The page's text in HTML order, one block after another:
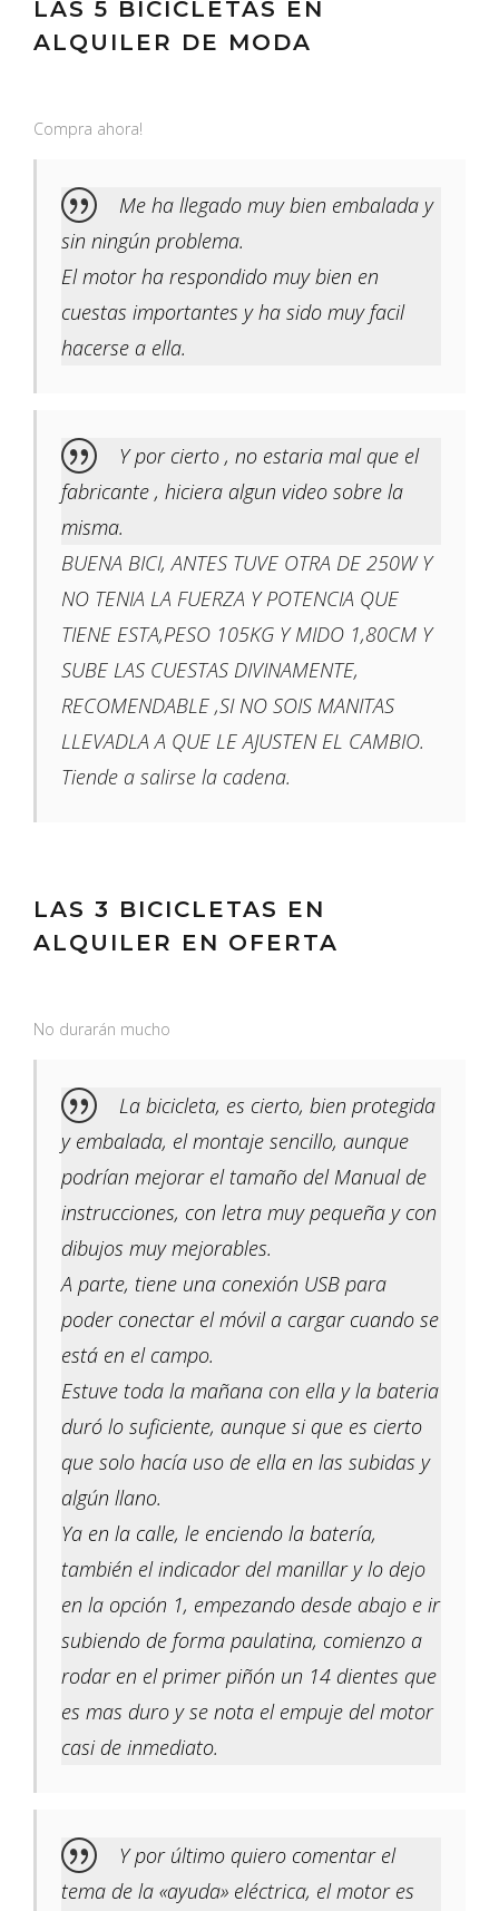
LAS 5 BICICLETAS EN
ALQUILER DE MODA
Compra ahora!
Me ha llegado muy bien embalada y
sin ningún problema.
El motor ha respondido muy bien en
cuestas importantes y ha sido muy facil
hacerse a ella.
Y por cierto , no estaria mal que el
fabricante , hiciera algun video sobre la
misma.
BUENA BICI, ANTES TUVE OTRA DE 250W Y
NO TENIA LA FUERZA Y POTENCIA QUE
TIENE ESTA,PESO 105KG Y MIDO 1,80CM Y
SUBE LAS CUESTAS DIVINAMENTE,
RECOMENDABLE ,SI NO SOIS MANITAS
LLEVADLA A QUE LE AJUSTEN EL CAMBIO.
Tiende a salirse la cadena.
LAS 3 BICICLETAS EN
ALQUILER EN OFERTA
No durarán mucho
La bicicleta, es cierto, bien protegida
y embalada, el montaje sencillo, aunque
podrían mejorar el tamaño del Manual de
instrucciones, con letra muy pequeña y con
dibujos muy mejorables.
A parte, tiene una conexión USB para
poder conectar el móvil a cargar cuando se
está en el campo.
Estuve toda la mañana con ella y la bateria
duró lo suficiente, aunque si que es cierto
que solo hacía uso de ella en las subidas y
algún llano.
Ya en la calle, le enciendo la batería,
también el indicador del manillar y lo dejo
en la opción 1, empezando desde abajo e ir
subiendo de forma paulatina, comienzo a
rodar en el primer piñón un 14 dientes que
es mas duro y se nota el empuje del motor
casi de inmediato.
Y por último quiero comentar el
tema de la «ayuda» eléctrica, el motor es